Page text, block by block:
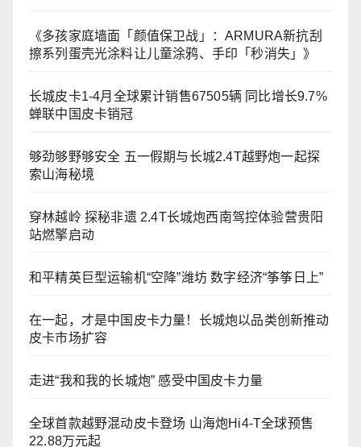
《多孩家庭墙面「颜值保卫战」：ARMURA新抗刮
擦系列蛋壳光涂料让儿童涂鸦、手印「秒消失」》
长城皮卡1-4月全球累计销售67505辆 同比增长9.7%
蝉联中国皮卡销冠
够劲够野够安全 五一假期与长城2.4T越野炮一起探
索山海秘境
穿林越岭 探秘非遗 2.4T长城炮西南驾控体验营贵阳
站燃擎启动
和平精英巨型运输机“空降”潍坊 数字经济“筝筝日上”
在一起，才是中国皮卡力量！长城炮以品类创新推动
皮卡市场扩容
走进“我和我的长城炮” 感受中国皮卡力量
全球首款越野混动皮卡登场 山海炮Hi4-T全球预售
22.88万元起